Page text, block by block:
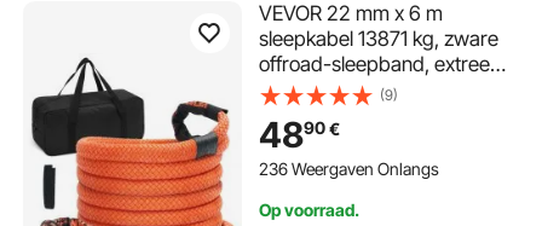
VEVOR 22 mm x 6 m
sleepkabel 13871 kg, zware
offroad-sleepband, extreem
duurzame trekkabel met 30%
elasticiteit Energie-sleephulp
voor Jeep Auto Vrachtwagen
ATV UTV SUV Tractor
(9)
4890€
236 Weergaven Onlangs
Op voorraad.